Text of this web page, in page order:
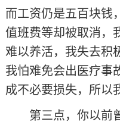
而工资仍是五百块钱
值班费等却被取消，
难以养活，我失去积
我怕难免会出医疗事
成不必要损失，所以
第三点，你以前